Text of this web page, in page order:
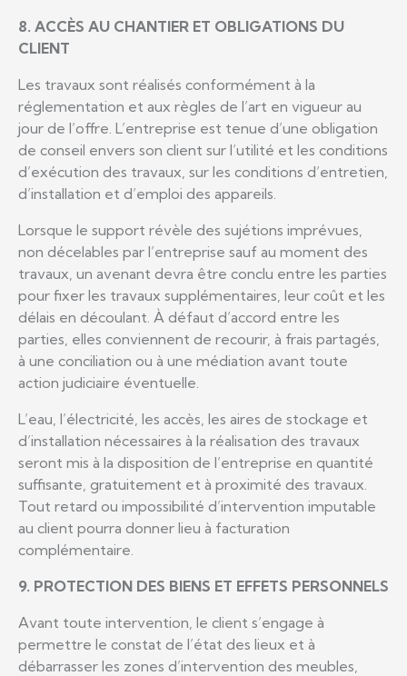
8. ACCÈS AU CHANTIER ET OBLIGATIONS DU
CLIENT
Les travaux sont réalisés conformément à la
réglementation et aux règles de l’art en vigueur au
jour de l’offre. L’entreprise est tenue d’une obligation
de conseil envers son client sur l’utilité et les conditions
d’exécution des travaux, sur les conditions d’entretien,
d’installation et d’emploi des appareils.
Lorsque le support révèle des sujétions imprévues,
non décelables par l’entreprise sauf au moment des
travaux, un avenant devra être conclu entre les parties
pour fixer les travaux supplémentaires, leur coût et les
délais en découlant. À défaut d’accord entre les
parties, elles conviennent de recourir, à frais partagés,
à une conciliation ou à une médiation avant toute
action judiciaire éventuelle.
L’eau, l’électricité, les accès, les aires de stockage et
d’installation nécessaires à la réalisation des travaux
seront mis à la disposition de l’entreprise en quantité
suffisante, gratuitement et à proximité des travaux.
Tout retard ou impossibilité d’intervention imputable
au client pourra donner lieu à facturation
complémentaire.
9. PROTECTION DES BIENS ET EFFETS PERSONNELS
Avant toute intervention, le client s’engage à
permettre le constat de l’état des lieux et à
débarrasser les zones d’intervention des meubles,